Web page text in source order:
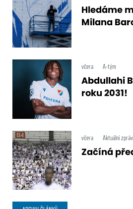
Hledáme
Milana
včera A-tým
Abdullahi
roku 2031!
včera Aktuální
Začíná